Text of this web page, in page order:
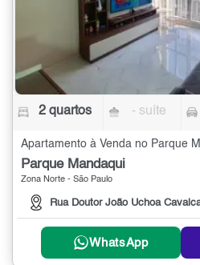
2 quartos - suíte
Parque Mandaqui
Zona Norte - São Paulo
Rua Doutor João Uchoa
WhatsApp